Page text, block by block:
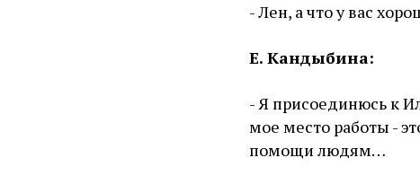
- Лен, а что у вас
Е. Кандыбина:
- Я присоединюсь к
мое место работы -
помощи людям…